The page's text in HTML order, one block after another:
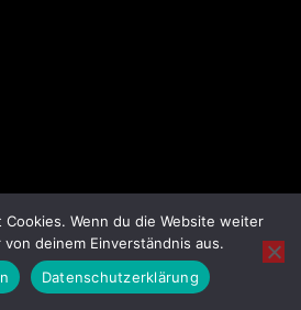
Cookies. Wenn du die Website weiter
deinem Einverständnis aus.
Datenschutzerklärung